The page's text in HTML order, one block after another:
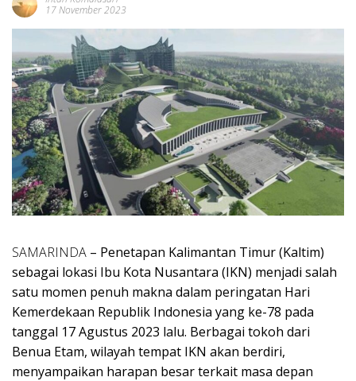
17 November 2023
SAMARINDA – Penetapan Kalimantan Timur (Kaltim)
sebagai lokasi Ibu Kota Nusantara (IKN) menjadi salah
satu momen penuh makna dalam peringatan Hari
Kemerdekaan Republik Indonesia yang ke-78 pada
tanggal 17 Agustus 2023 lalu. Berbagai tokoh dari
Benua Etam, wilayah tempat IKN akan berdiri,
menyampaikan harapan besar terkait masa depan